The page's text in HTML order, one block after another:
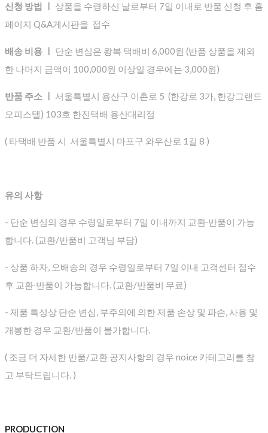
신청 방법 ㅣ 상품을 수령하신 날로부터 7일 이내로 반품 신청 후 홈
페이지 Q&A게시판을 접수
배송 비용 ㅣ
단순 변심은 왕복 택배비 6,000원 (반품 상품을 제외
한 나머지 금액이 100,000원 이상일 경우에는 3,000원)
반품 주소 ㅣ 서울특별시 용산구 이촌로 5 (한강로 3가, 한강그랜드
오피스텔) 103호 한진택배 용산대리점
( 타택배 반품 시 서울특별시 마포구 와우산로 1길 8 )
유의 사항
- 단순 변심의 경우 수령일로부터 7일 이내까지 교환∙반품이 가능
합니다. (교환/반품비 고객님 부담)
- 상품 하자, 오배송의 경우 수령일로부터 7일 이내 고객센터 접수
후 교환∙반품이 가능합니다. (교환/반품비 무료)
- 제품 특성상 단순 변심, 부주의에 의한 제품 손상 및 파손, 사용 및
개봉한 경우 교환/반품이 불가합니다.
( 조금 더 자세한 반품/교환 공지사항의 경우 noice 카테고리를 참
고 부탁드립니다. )
PRODUCTION